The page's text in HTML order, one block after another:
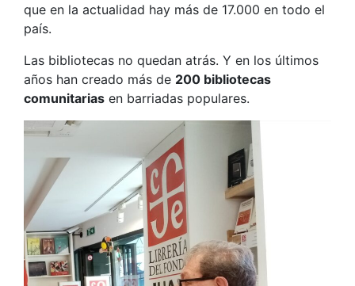
que en la actualidad hay más de 17.000 en todo el
país.
Las bibliotecas no quedan atrás. Y en los últimos
años han creado más de 200 bibliotecas
comunitarias en barriadas populares.